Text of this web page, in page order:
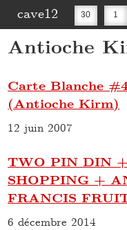
cave12 30 1
20
Antioche
Carte Blanche
(Antioche Kirm)
12 juin 2007
TWO PIN DIN
SHOPPING +
FRANCIS
6 décembre 2014